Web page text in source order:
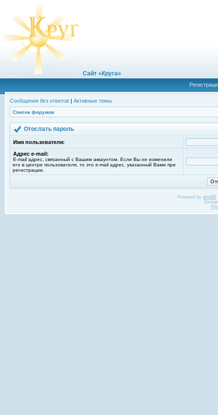
Сайт «Круга»
Сообщения без ответов | Активные темы
Список форумов
Отослать пароль
Имя пользователя:
Адрес e-mail:
E-mail адрес, связанный с Вашим аккаунтом. Если Вы не изменили
его в центре пользователя, то это e-mail адрес, указанный Вами при
регистрации.
Powered by phpBB